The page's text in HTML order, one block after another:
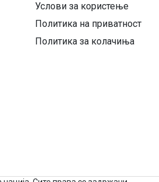
Услови за користење
Политика на приватност
Политика за колачиња